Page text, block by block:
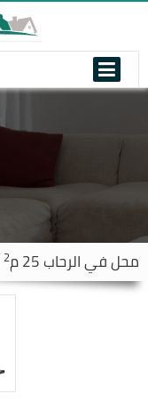
محل فيالرحاب 2